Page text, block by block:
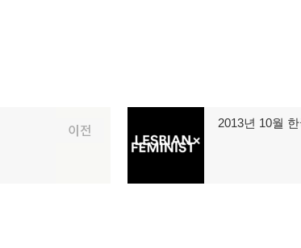
이전
음
2013년 10월